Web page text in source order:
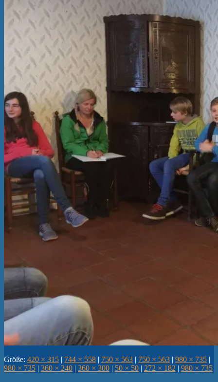
Größe: 420 × 315 | 744 × 558 | 750 × 563 | 750 × 563 | 980 × 735 |
980 × 735 | 360 × 240 | 360 × 300 | 50 × 50 | 272 × 182 | 980 × 735